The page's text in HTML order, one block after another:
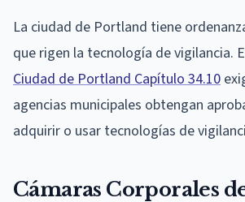
La ciudad de Portland tiene
que rigen la tecnología de vigilancia.
Ciudad de Portland Capítulo 34.10
agencias municipales obtengan
adquirir o usar tecnologías de
Cámaras Corporales